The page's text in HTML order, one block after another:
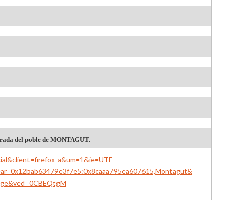
del poble de MONTAGUT.
a&um=1&ie=UTF-